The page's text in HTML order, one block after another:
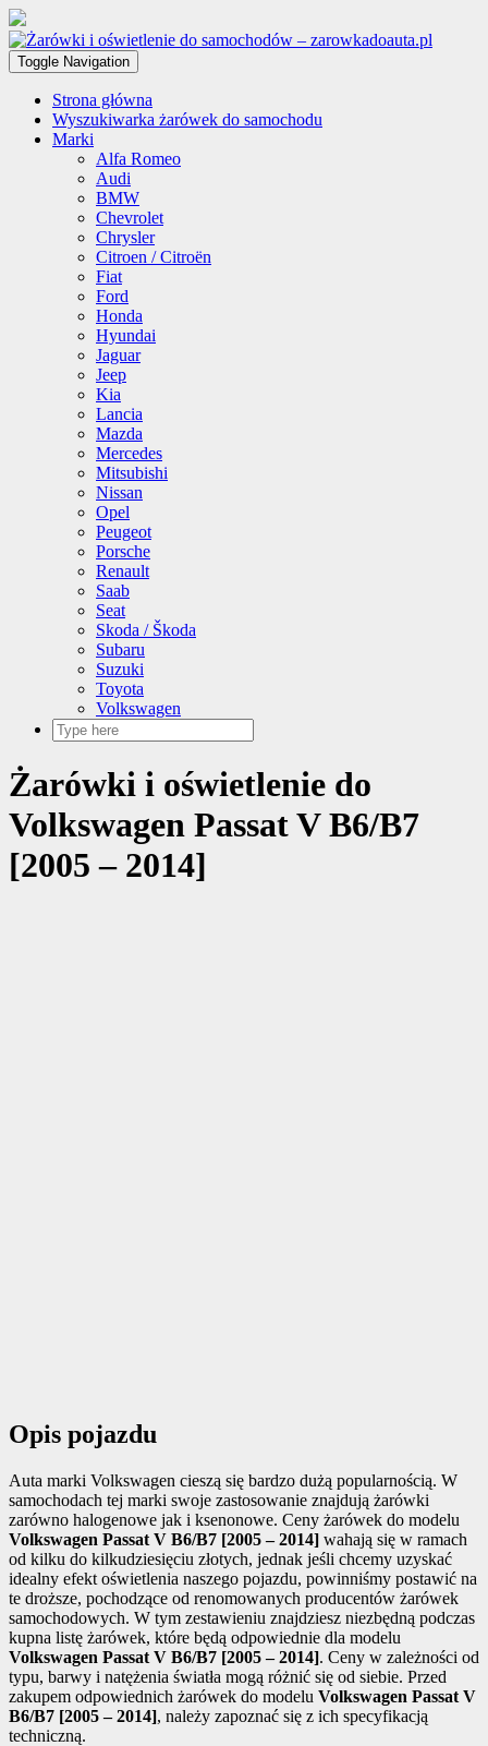
Toggle Navigation
Strona główna
Wyszukiwarka żarówek do samochodu
Marki
Alfa Romeo
Audi
BMW
Chevrolet
Chrysler
Citroen / Citroën
Fiat
Ford
Honda
Hyundai
Jaguar
Jeep
Kia
Lancia
Mazda
Mercedes
Mitsubishi
Nissan
Opel
Peugeot
Porsche
Renault
Saab
Seat
Skoda / Škoda
Subaru
Suzuki
Toyota
Volkswagen
Żarówki i oświetlenie do
Volkswagen Passat V B6/B7
[2005 – 2014]
Opis pojazdu
Auta marki Volkswagen cieszą się bardzo dużą popularnością. W
samochodach tej marki swoje zastosowanie znajdują żarówki
zarówno halogenowe jak i ksenonowe. Ceny żarówek do modelu
Volkswagen Passat V B6/B7 [2005 – 2014] wahają się w ramach
od kilku do kilkudziesięciu złotych, jednak jeśli chcemy uzyskać
idealny efekt oświetlenia naszego pojazdu, powinniśmy postawić na
te droższe, pochodzące od renomowanych producentów żarówek
samochodowych. W tym zestawieniu znajdziesz niezbędną podczas
kupna listę żarówek, które będą odpowiednie dla modelu
Volkswagen Passat V B6/B7 [2005 – 2014]. Ceny w zależności od
typu, barwy i natężenia światła mogą różnić się od siebie. Przed
zakupem odpowiednich żarówek do modelu Volkswagen Passat V
B6/B7 [2005 – 2014], należy zapoznać się z ich specyfikacją
techniczną.